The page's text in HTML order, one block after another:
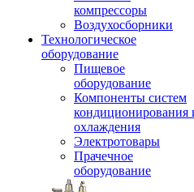
компрессоры
Воздухосборники
Технологическое
оборудование
Пищевое
оборудование
Компоненты систем
кондиционирования
охлаждения
Электротовары
Прачечное
оборудование